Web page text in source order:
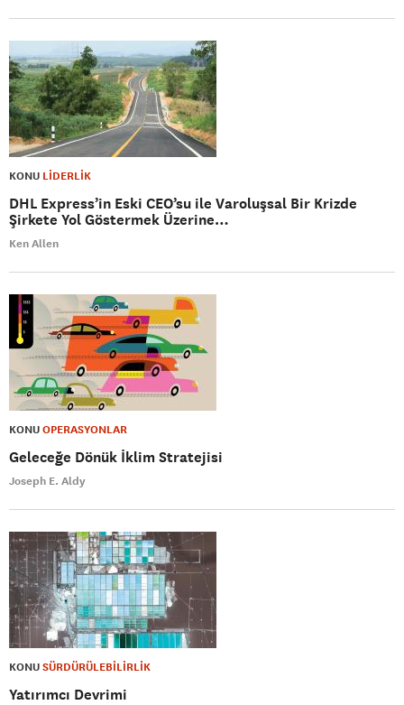
KONU LİDERLİK
DHL Express’in Eski CEO’su ile Varoluşsal Bir Krizde
Şirkete Yol Göstermek Üzerine…
Ken Allen
KONUOPERASYONLAR
Geleceğe Dönük İklim Stratejisi
Joseph E. Aldy
KONUSÜRDÜRÜLEBİLİRLİK
Yatırımcı Devrimi